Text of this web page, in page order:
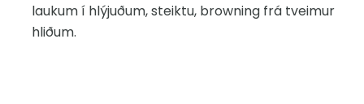
laukum í hlýjuðum, steiktu, browning frá tveimur
hliðum.